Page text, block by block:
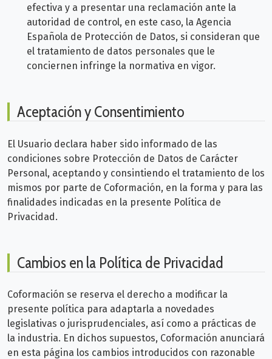
efectiva y a presentar una reclamación ante la
autoridad de control, en este caso, la Agencia
Española de Protección de Datos, si consideran que
el tratamiento de datos personales que le
conciernen infringe la normativa en vigor.
Aceptación y Consentimiento
El Usuario declara haber sido informado de las
condiciones sobre Protección de Datos de Carácter
Personal, aceptando y consintiendo el tratamiento de los
mismos por parte de Coformación, en la forma y para las
finalidades indicadas en la presente Política de
Privacidad.
Cambios en la Política de Privacidad
Coformación se reserva el derecho a modificar la
presente política para adaptarla a novedades
legislativas o jurisprudenciales, así como a prácticas de
la industria. En dichos supuestos, Coformación anunciará
en esta página los cambios introducidos con razonable